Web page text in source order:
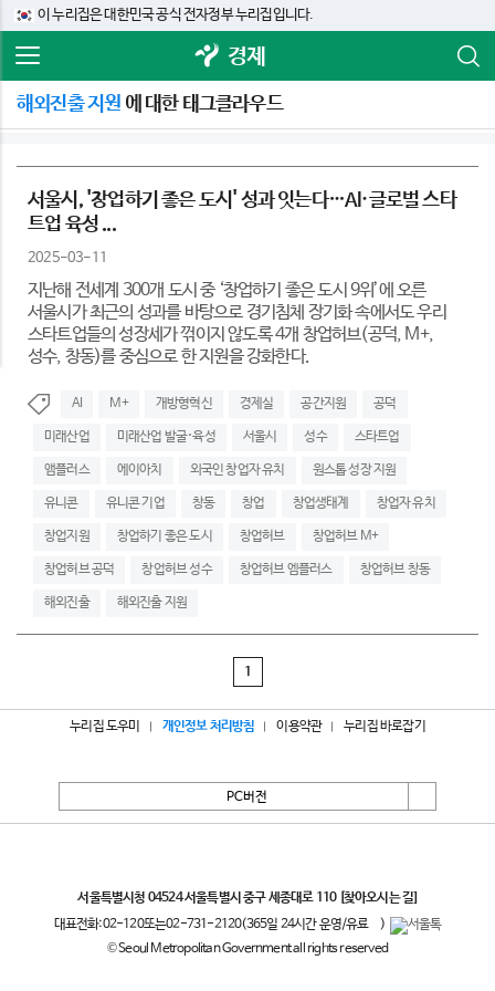
이 누리집은 대한민국 공식 전자정부 누리집입니다.
경제
해외진출 지원 에 대한 태그클라우드
서울시, '창업하기 좋은 도시' 성과 잇는다…AI·글로벌 스타
트업 육성 ...
2025-03-11
지난해 전세계 300개 도시 중 ‘창업하기 좋은 도시 9위’에 오른
서울시가 최근의 성과를 바탕으로 경기침체 장기화 속에서도 우리
스타트업들의 성장세가 꺾이지 않도록 4개 창업허브(공덕, M+,
성수, 창동)를 중심으로 한 지원을 강화한다.
AI M+ 개방형혁신 경제실 공간지원 공덕
미래산업 미래산업 발굴･육성 서울시 성수 스타트업
앰플러스 에이아치 외국인 창업자 유치 원스톱 성장 지원
유니콘 유니콘 기업 창동 창업 창업생태계 창업자 유치
창업지원 창업하기 좋은 도시 창업허브 창업허브 M+
창업허브 공덕 창업허브 성수 창업허브 엠플러스 창업허브 창동
해외진출 해외진출 지원
1
누리집 도우미 개인정보 처리방침 이용약관 누리집 바로잡기
PC버전
서울특별시청 04524 서울특별시 중구 세종대로 110 [찾아오시는 길]
대표전화:02-120또는02-731-2120(365일 24시간 운영/유료
)
© Seoul Metropolitan Government all rights reserved